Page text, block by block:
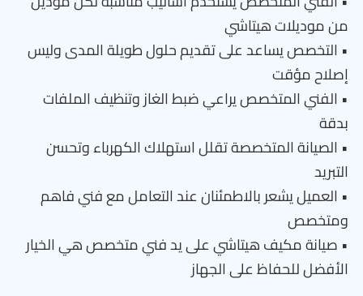
من موديلات هيتاشي
• التخصص يساعد على تقديم حلول طويلة المدى وليس
إصلاح مؤقت
• الفني المتخصص يراعي ضبط الغاز وتنظيف الملفات
بدقة
• الصيانة المتخصصة تقلل استهلاك الكهرباء وتحسن
التبريد
• العميل يشعر بالاطمئنان عند التعامل مع فني فاهم
ومتخصص
• صيانة مكيف هيتاشي على يد فني متخصص هي الخيار
الأفضل للحفاظ على الجهاز